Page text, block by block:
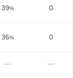
39% 0
36% 0
--- ---